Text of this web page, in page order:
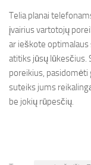
Telia planai
įvairius vartotojų
ar ieškote optimalaus
atitiks jūsų lūkesčius.
poreikius, pasidomėti
suteiks jums
be jokių rūpesčių.